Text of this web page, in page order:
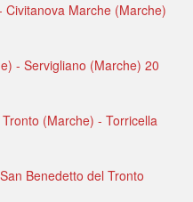
Marche (Marche)
- Servigliano (Marche) 20
(Marche) - Torricella
Benedetto del Tronto